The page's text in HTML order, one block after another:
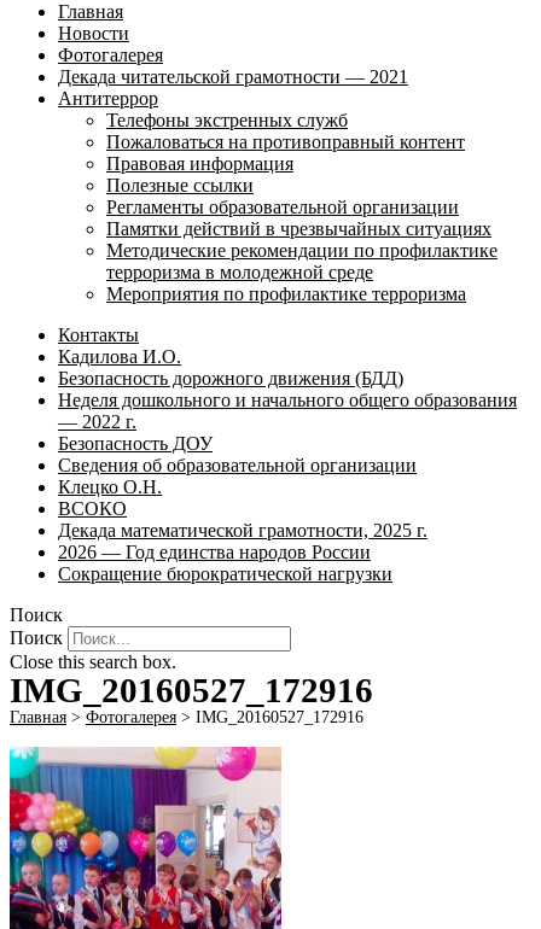
Главная
Новости
Фотогалерея
Декада читательской грамотности — 2021
Антитеррор
Телефоны экстренных служб
Пожаловаться на противоправный контент
Правовая информация
Полезные ссылки
Регламенты образовательной организации
Памятки действий в чрезвычайных ситуациях
Методические рекомендации по профилактике
терроризма в молодежной среде
Мероприятия по профилактике терроризма
Контакты
Кадилова И.О.
Безопасность дорожного движения (БДД)
Неделя дошкольного и начального общего образования
— 2022 г.
Безопасность ДОУ
Сведения об образовательной организации
Клецко О.Н.
ВСОКО
Декада математической грамотности, 2025 г.
2026 — Год единства народов России
Сокращение бюрократической нагрузки
Поиск
Поиск
Close this search box.
IMG_20160527_172916
Главная > Фотогалерея > IMG_20160527_172916